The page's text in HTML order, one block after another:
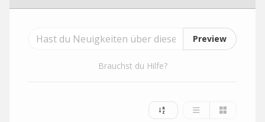
Preview
Brauchst du Hilfe?